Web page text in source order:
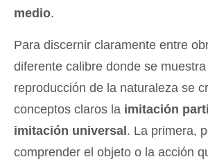
medio.
Para discernir claramente entre
diferente calibre donde se
reproducción de la naturaleza se
conceptos claros la imitación
imitación universal . La primera,
comprender el objeto o la acción